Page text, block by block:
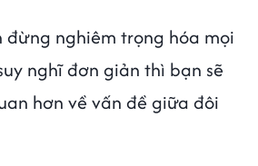
đừng nghiêm trọng hóa mọi
nghĩ đơn giản thì bạn sẽ
hơn về vấn đề giữa đôi